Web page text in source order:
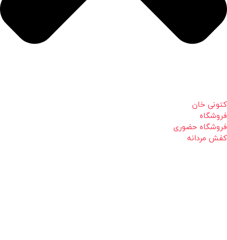
کتونی خان
فروشگاه
فروشگاه حضوری
کفش مردانه